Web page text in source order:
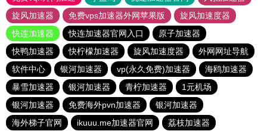
旋风加速器
免费vps加速器外网苹果版
旋风加速度器
快连加速器
快连加速器官网入口
原子加速器
快鸭加速器
快柠檬加速器 旋风加速度器
外网网址导航
软件中心
银河加速器 vp(永久免费)加速器
海鸥加速器
暴雪加速器
银河加速器 青柠加速器
1元机场
银河加速器
免费海外pvn加速器
银河加速器
海外梯子官网
ikuuu.me加速器官网
荔枝加速器